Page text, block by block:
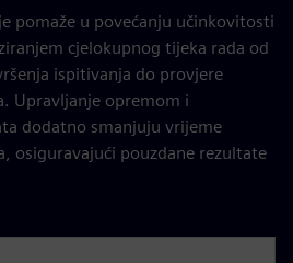
pomaže u povećanju učinkovitosti
cjelokupnog tijeka rada od
ispitivanja do provjere
Upravljanje opremom i
dodatno smanjuju vrijeme
osiguravajući pouzdane rezultate